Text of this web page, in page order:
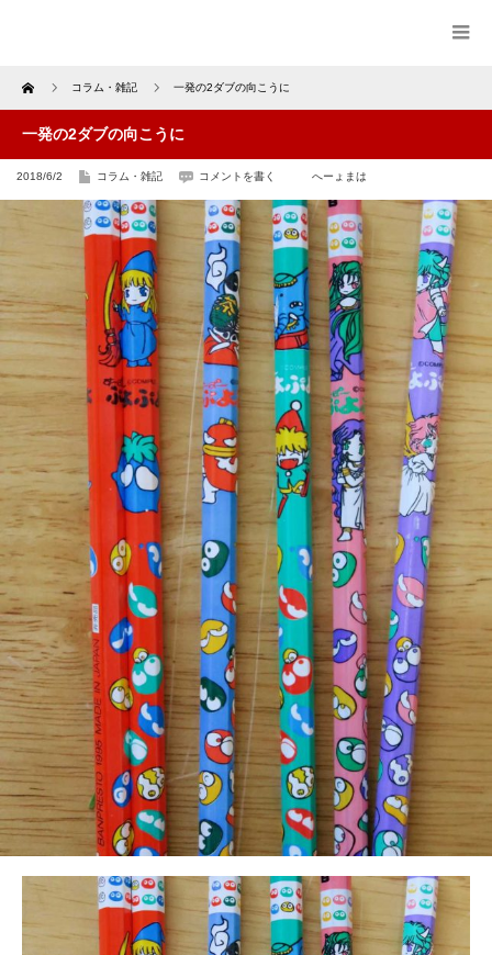
Home コラム・雑記 一発の2ダブの向こうに
一発の2ダブの向こうに
2018/6/2 コラム・雑記 コメントを書く へーょまは